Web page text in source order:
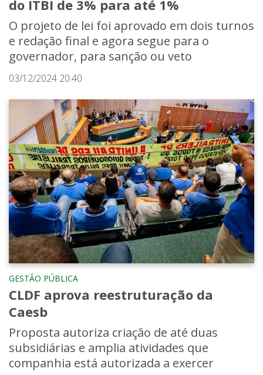
do ITBI de 3% para até 1%
O projeto de lei foi aprovado em dois turnos
e redação final e agora segue para o
governador, para sanção ou veto
03/12/2024 20:40
GESTÃO PÚBLICA
CLDF aprova reestruturação da
Caesb
Proposta autoriza criação de até duas
subsidiárias e amplia atividades que
companhia está autorizada a exercer